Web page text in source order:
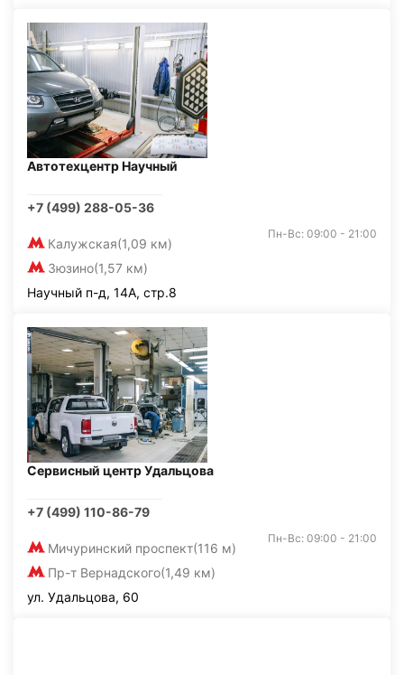
Автотехцентр Научный
+7 (499) 288-05-36
Калужская(1,09 км)
Зюзино(1,57 км)
Пн-Вс: 09:00 - 21:00
Научный п-д, 14А, стр.8
Сервисный центр Удальцова
+7 (499) 110-86-79
Мичуринский проспект(116 м)
Пр-т Вернадского(1,49 км)
Пн-Вс: 09:00 - 21:00
ул. Удальцова, 60